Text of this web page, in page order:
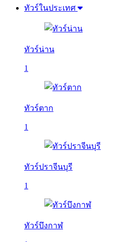
ทัวร์ในประเทศ
ทัวร์น่าน
1
ทัวร์ตาก
1
ทัวร์ปราจีนบุรี
1
ทัวร์บึงกาฬ